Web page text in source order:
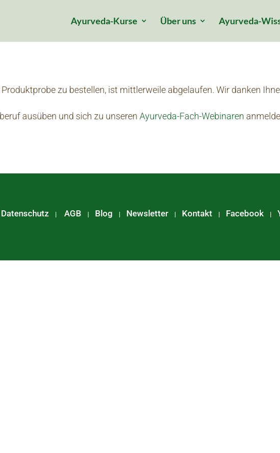
Ayurveda-Kurse Über uns Ayurveda-
zu bestellen, ist mittlerweile abgelaufen. Wir danken
ausüben und sich zu unserenAyurveda-Fach-Webinaren
|AGB | Blog | Newsletter | Kontakt | Facebook |